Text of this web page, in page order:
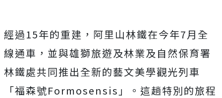
經過15年的重建，阿里山林鐵在今年7月全
線通車，並與雄獅旅遊及林業及自然保育署
林鐵處共同推出全新的藝文美學觀光列車
「福森號Formosensis」。這趟特別的旅程